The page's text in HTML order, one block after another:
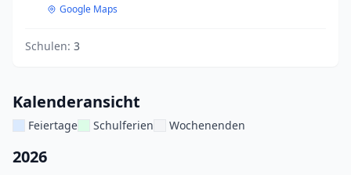
Google Maps
Schulen: 3
Kalenderansicht
Feiertage Schulferien Wochenenden
2026